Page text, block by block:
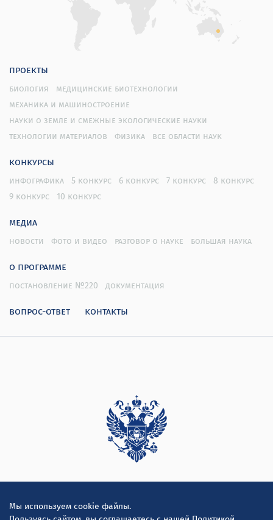
Мы используем cookie файлы.
проекты
биология
медицинские биотехнологии
механика и машиностроение
науки о земле и смежные экологические науки
технологии материалов
физика все области наук
конкурсы
инфографика 5 конкурс 6 конкурс 7 конкурс
8 конкурс
9 конкурс
10 конкурс
медиа
новости фото и видео разговор о науке большая наука
о программе
постановление №220 документация
вопрос-ответ контакты